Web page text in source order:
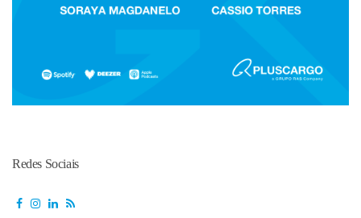
Redes Sociais